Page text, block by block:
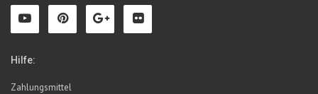
Hilfe:
Zahlungsmittel